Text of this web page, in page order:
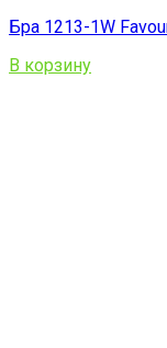
Бра 1213-1W
В корзину